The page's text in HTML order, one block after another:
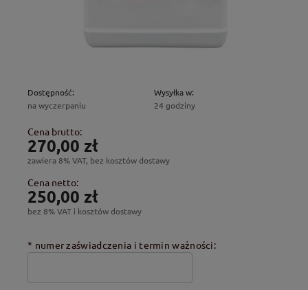
Dostępność:
na wyczerpaniu
Wysyłka w:
24 godziny
Cena brutto:
270,00 zł
zawiera 8% VAT, bez kosztów dostawy
Cena netto:
250,00 zł
bez 8% VAT i kosztów dostawy
* numer zaświadczenia i termin ważności: